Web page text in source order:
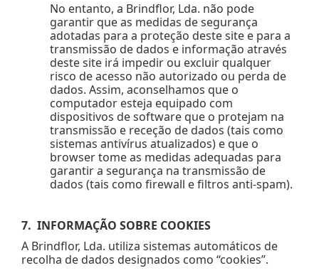
No entanto, a Brindflor, Lda. não pode
garantir que as medidas de segurança
adotadas para a proteção deste site e para a
transmissão de dados e informação através
deste site irá impedir ou excluir qualquer
risco de acesso não autorizado ou perda de
dados. Assim, aconselhamos que o
computador esteja equipado com
dispositivos de software que o protejam na
transmissão e receção de dados (tais como
sistemas antivírus atualizados) e que o
browser tome as medidas adequadas para
garantir a segurança na transmissão de
dados (tais como firewall e filtros anti-spam).
7. INFORMAÇÃO SOBRE COOKIES
A Brindflor, Lda. utiliza sistemas automáticos de
recolha de dados designados como “cookies”.